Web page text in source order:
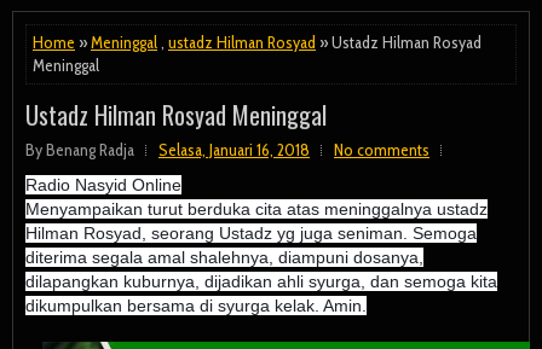
Home »Meninggal, ustadz Hilman Rosyad » Ustadz Hilman Rosyad
Meninggal
Ustadz Hilman Rosyad Meninggal
ByBenang Radja Selasa, Januari 16, 2018 No comments
Radio Nasyid Online
Menyampaikan turut berduka cita atas meninggalnya ustadz
Hilman Rosyad, seorang Ustadz yg juga seniman. Semoga
diterima segala amal shalehnya, diampuni dosanya,
dilapangkan kuburnya, dijadikan ahli syurga, dan semoga kita
dikumpulkan bersama di syurga kelak. Amin.